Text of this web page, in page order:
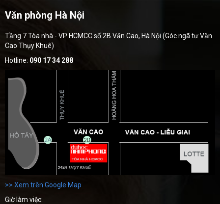
Văn phòng Hà Nội
Tầng 7 Tòa nhà - VP HCMCC số 2B Văn Cao, Hà Nội (Góc ngã tư Văn
Cao Thụy Khuê)
Hotline: 090 17 34 288
>> Xem trên Google Map
Giờ làm việc: